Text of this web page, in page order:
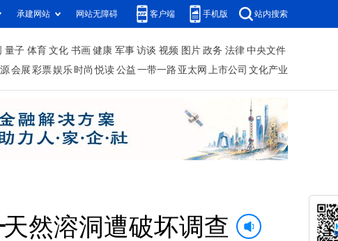
承建网站 网站无障碍 客户端 手机版 站内搜索
量子 体育 文化 书画 健康 军事 访谈 视频 图片 政务 法律 中央文件
会展 彩票娱乐 时尚 悦读 公益 一带一路 亚太网 上市公司 文化产业
然溶洞遭破坏调查